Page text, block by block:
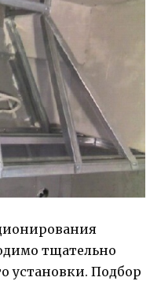
тщательно
установки. Подбор